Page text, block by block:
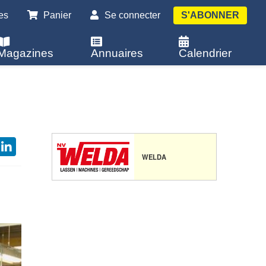
Panier Se connecter S'ABONNER
Annuaires Calendrier
WELDA